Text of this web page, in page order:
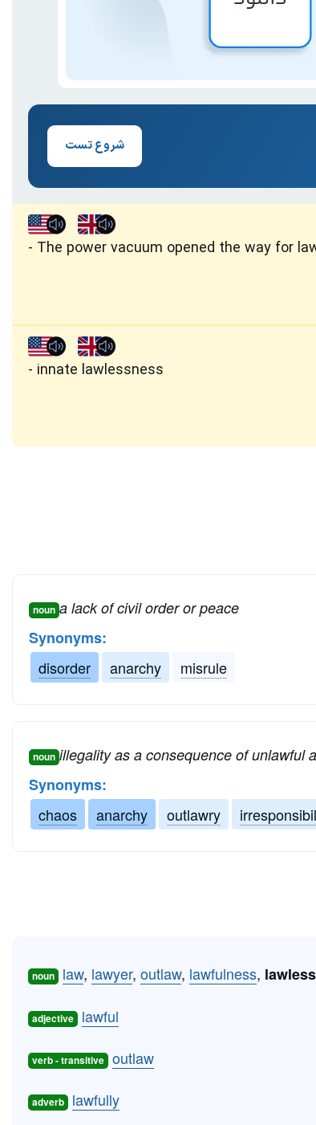
شروع تست
The power vacuum opened the way for
innate lawlessness
noun a lack of civil order or peace
Synonyms:
disorder
anarchy misrule
noun illegality as a consequence of unlawful
Synonyms:
chaos
anarchy outlawry
noun law, lawyer, outlaw, lawfulness,
adjective lawful
verb - transitive outlaw
adverb lawfully